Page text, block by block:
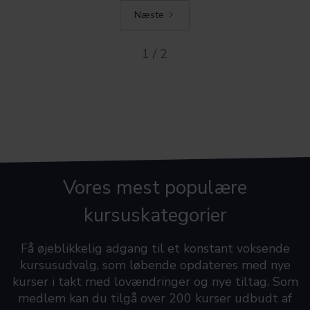
Næste
1 / 2
Vores mest populære
kursuskategorier
Få øjeblikkelig adgang til et konstant voksende
kursusudvalg, som løbende opdateres med nye
kurser i takt med lovændringer og nye tiltag. Som
medlem kan du tilgå over 200 kurser udbudt af